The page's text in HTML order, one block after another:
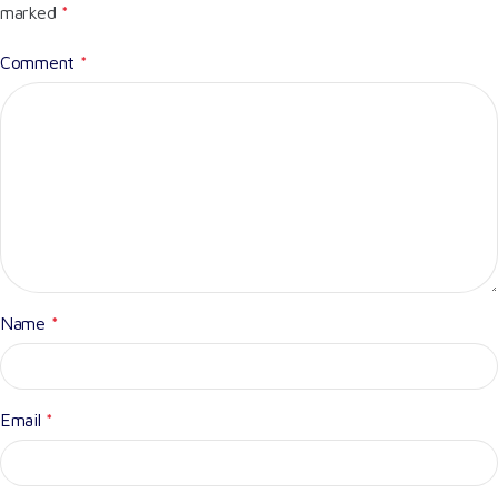
marked *
Comment *
Name *
Email *